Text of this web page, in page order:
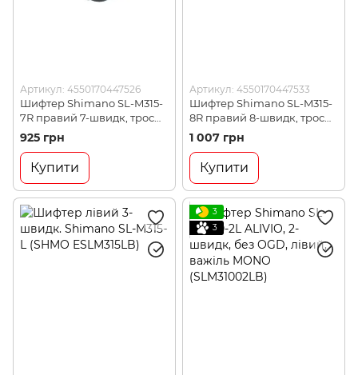
Артикул: 4550170447526
Шифтер Shimano SL-M315-
7R правий 7-швидк, трос
(SLM3157RA)
925 грн
Купити
Артикул: 4550170447533
Шифтер Shimano SL-M315-
8R правий 8-швидк, трос
(SLM3158RA)
1 007 грн
Купити
3
3